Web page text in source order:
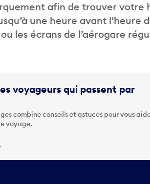
afin de trouver votre
une heure avant l’heure
les écrans de l’aérogare
voyageurs qui passent par
combine conseils et astuces pour vous
voyage.